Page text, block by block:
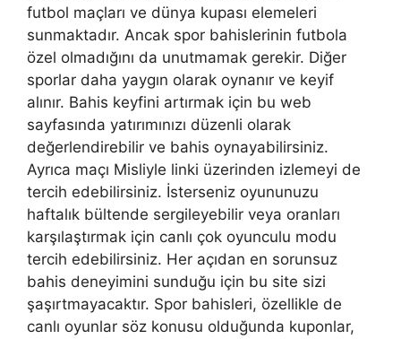
futbol maçları ve dünya kupası elemeleri
sunmaktadır. Ancak spor bahislerinin futbola
özel olmadığını da unutmamak gerekir. Diğer
sporlar daha yaygın olarak oynanır ve keyif
alınır. Bahis keyfini artırmak için bu web
sayfasında yatırımınızı düzenli olarak
değerlendirebilir ve bahis oynayabilirsiniz.
Ayrıca maçı Misliyle linki üzerinden izlemeyi de
tercih edebilirsiniz. İsterseniz oyununuzu
haftalık bültende sergileyebilir veya oranları
karşılaştırmak için canlı çok oyunculu modu
tercih edebilirsiniz. Her açıdan en sorunsuz
bahis deneyimini sunduğu için bu site sizi
şaşırtmayacaktır. Spor bahisleri, özellikle de
canlı oyunlar söz konusu olduğunda kuponlar,